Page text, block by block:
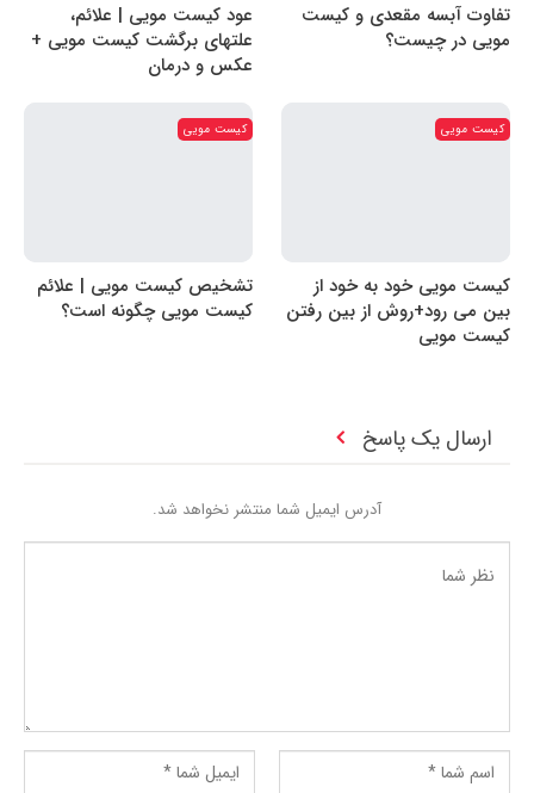
تفاوت آبسه مقعدی و کیست
مویی در چیست؟
عود کیست مویی | علائم،
علتهای برگشت کیست مویی +
عکس و درمان
کیست مویی
کیست مویی خود به خود از
بین می رود+روش از بین رفتن
کیست مویی
کیست مویی
تشخیص کیست مویی | علائم
کیست مویی چگونه است؟
ارسال یک پاسخ
آدرس ایمیل شما منتشر نخواهد شد.